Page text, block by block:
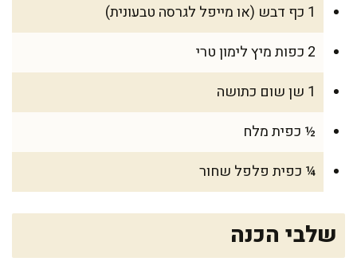
1 כף דבש (או מייפל לגרסה טבעונית)
2 כפות מיץ לימון טרי
1 שן שום כתושה
½ כפית מלח
¼ כפית פלפל שחור
שלבי הכנה